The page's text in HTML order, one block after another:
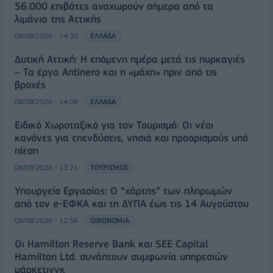
56.000 επιβάτες αναχωρούν σήμερα από τα
λιμάνια της Αττικής
08/08/2026 - 14:30 ΕΛΛΑΔΑ
Δυτική Αττική: Η επόμενη ημέρα μετά τις πυρκαγιές
– Τα έργα Antinero και η «μάχη» πριν από τις
βροχές
08/08/2026 - 14:08 ΕΛΛΑΔΑ
Ειδικό Χωροταξικό για τον Τουρισμό: Οι νέοι
κανόνες για επενδύσεις, νησιά και προορισμούς υπό
πίεση
08/08/2026 - 13:21 ΤΟΥΡΙΣΜΟΣ
Υπουργείο Εργασίας: Ο “χάρτης” των πληρωμών
από τον e-ΕΦΚΑ και τη ΔΥΠΑ έως τις 14 Αυγούστου
08/08/2026 - 12:58 ΟΙΚΟΝΟΜΙΑ
Οι Hamilton Reserve Bank και SEE Capital
Hamilton Ltd. συνάπτουν συμφωνία υπηρεσιών
μάρκετινγκ